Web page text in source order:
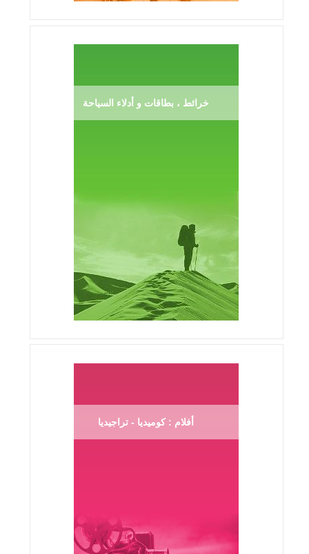
خرائط ، بطاقات و أدلاء السياحة
أفلام : كوميديا - تراجيديا